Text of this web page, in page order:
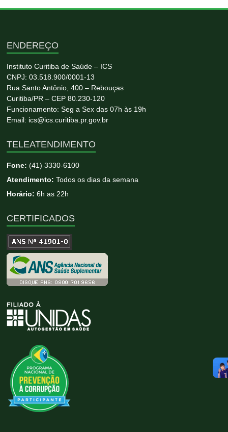
ENDEREÇO
Instituto Curitiba de Saúde – ICS
CNPJ: 03.518.900/0001-13
Rua Santo Antônio, 400 – Rebouças
Curitiba/PR – CEP 80.230-120
Funcionamento: Seg a Sex das 07h às 19h
Email: ics@ics.curitiba.pr.gov.br
TELEATENDIMENTO
Fone:(41) 3330-6100
Atendimento: Todos os dias da semana
Horário: 6h as 22h
CERTIFICADOS